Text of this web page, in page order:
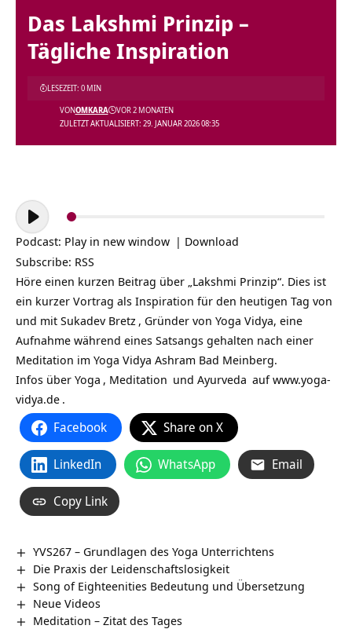
Das Lakshmi Prinzip –
Tägliche Inspiration
ZULETZT AKTUALISIERT: 29. JANUAR 2026 08:35
VONOMKARA VOR 2 MONATEN
LESEZEIT: 0 MIN
Audio-
Player
Podcast: Play in new window | Download
Subscribe: RSS
Höre einen kurzen Beitrag über „Lakshmi Prinzip“. Dies ist
ein kurzer Vortrag als Inspiration für den heutigen Tag von
und mit Sukadev Bretz , Gründer von Yoga Vidya, eine
Aufnahme während eines Satsangs gehalten nach einer
Meditation im Yoga Vidya Ashram Bad Meinberg.
Infos über Yoga , Meditation und Ayurveda aufwww.yoga-
vidya.de .
Facebook Share on X
LinkedIn WhatsApp Email
Copy Link
YVS267 – Grundlagen des Yoga Unterrichtens
Die Praxis der Leidenschaftslosigkeit
Song of Eighteenities Bedeutung und Übersetzung
Neue Videos
Meditation – Zitat des Tages